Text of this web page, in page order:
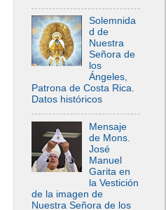
Solemnida
d de
Nuestra
Señora de
los
Ángeles,
Patrona de Costa Rica.
Datos históricos
Mensaje
de Mons.
José
Manuel
Garita en
la Vestición
de la imagen de
Nuestra Señora de los